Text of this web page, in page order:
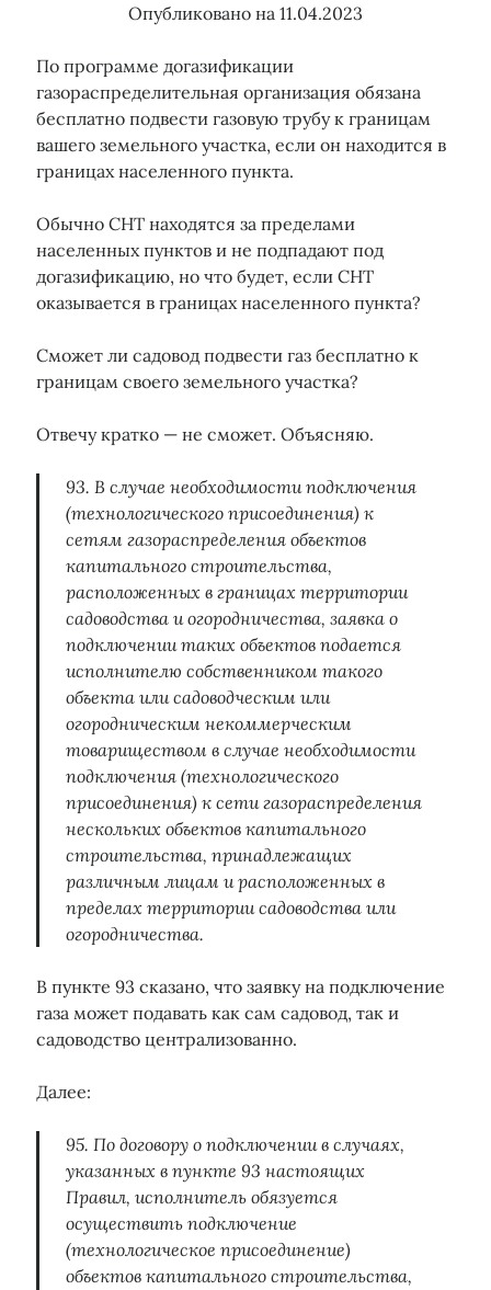
Тэги
15 кВт 150 кВт Бездоговорное потребление
Водоканал Водоотведение Водоснабжение Газ
Газораспределение Гарантирующий поставщик
Земля сельхозназначения
Консолидация объектов электроэнергии
Консолидация сетей ЛОЭСК Льготы Майнинг
Мособлэнерго Мошенники Опосредованное присоединение
Охранные зоны ПТЭЭП Подключение воды
Подключение электричества Подрядчик
Правила ТП Прибор учета
Россети СНТ Сетевая организация
Суд
Технологическое присоединение
Увеличение мощности Управляющая компания
Электрозарядки Электромобили многоквартирный дом
нежилое помещение
Опубликовано на 11.04.2023
По программе догазификации
газораспределительная организация обязана
бесплатно подвести газовую трубу к границам
вашего земельного участка, если он находится в
границах населенного пункта.
Обычно СНТ находятся за пределами
населенных пунктов и не подпадают под
догазификацию, но что будет, если СНТ
оказывается в границах населенного пункта?
Сможет ли садовод подвести газ бесплатно к
границам своего земельного участка?
Отвечу кратко — не сможет. Объясняю.
93. В случае необходимости подключения
(технологического присоединения) к
сетям газораспределения объектов
капитального строительства,
расположенных в границах территории
садоводства и огородничества, заявка о
подключении таких объектов подается
исполнителю собственником такого
объекта или садоводческим или
огородническим некоммерческим
товариществом в случае необходимости
подключения (технологического
присоединения) к сети газораспределения
нескольких объектов капитального
строительства, принадлежащих
различным лицам и расположенных в
пределах территории садоводства или
огородничества.
В пункте 93 сказано, что заявку на подключение
газа может подавать как сам садовод, так и
садоводство централизованно.
Далее:
95. По договору о подключении в случаях,
указанных в пункте 93 настоящих
Правил, исполнитель обязуется
осуществить подключение
(технологическое присоединение)
объектов капитального строительства,